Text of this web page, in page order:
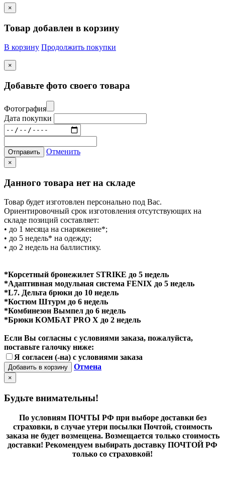
×
Товар добавлен в корзину
В корзину Продолжить покупки
×
Добавьте фото своего товара
Фотография
Дата покупки
Отправить Отменить
×
Данного товара нет на складе
Товар будет изготовлен персонально под Вас.
Ориентировочный срок изготовления отсутствующих на
складе позиций составляет:
• до 1 месяца на снаряжение*;
• до 5 недель* на одежду;
• до 2 недель на баллистику.
*Корсетный бронежилет STRIKE до 5 недель
*Адаптивная модульная система FENIX до 5 недель
*L7. Дельта брюки до 10 недель
*Костюм Штурм до 6 недель
*Комбинезон Вымпел до 6 недель
*Брюки КОМБАТ PRO X до 2 недель
Если Вы согласны с условиями заказа, пожалуйста,
поставьте галочку ниже:
Я согласен (-на) с условиями заказа
Добавить в корзину Отмена
×
Будьте внимательны!
По условиям ПОЧТЫ РФ при выборе доставки без
страховки, в случае утери посылки Почтой, стоимость
заказа не будет возмещена. Возмещается только стоимость
доставки! Рекомендуем выбирать доставку ПОЧТОЙ РФ
только со страховкой!